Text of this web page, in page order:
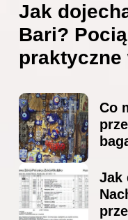
Jak
Bari?
praktyczne
Co
Jak